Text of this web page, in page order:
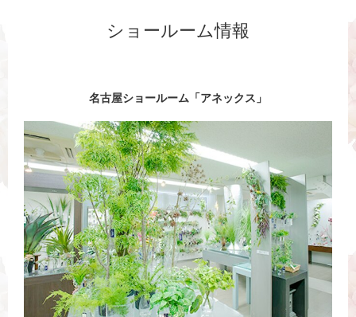
ショールーム情報
名古屋ショールーム「アネックス」